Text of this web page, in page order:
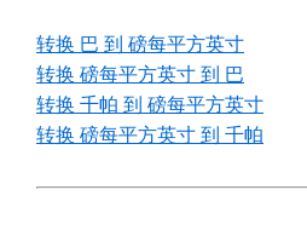
转换 巴 到 磅每平方英寸
转换 磅每平方英寸 到 巴
转换 千帕 到 磅每平方英寸
转换 磅每平方英寸 到 千帕